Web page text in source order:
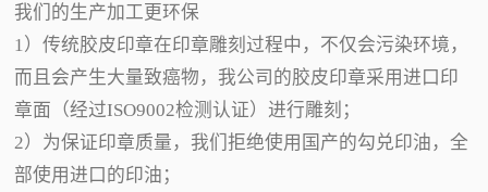
我们的生产加工更环保
1）传统胶皮印章在印章雕刻过程中，不仅会污染环境，
而且会产生大量致癌物，我公司的胶皮印章采用进口印
章面（经过ISO9002检测认证）进行雕刻；
2）为保证印章质量，我们拒绝使用国产的勾兑印油，全
部使用进口的印油；